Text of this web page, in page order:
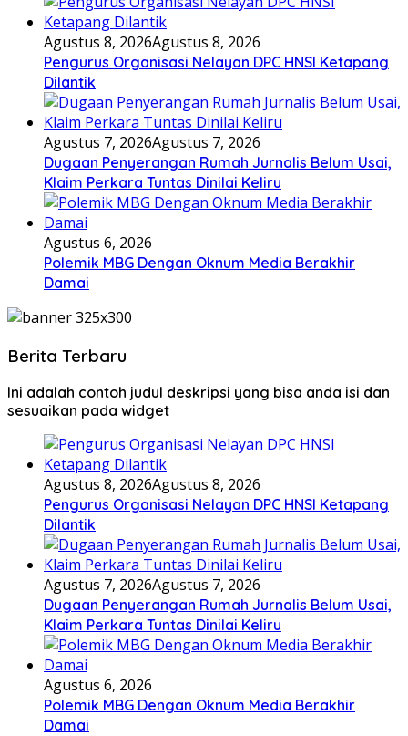
Agustus 8, 2026Agustus 8, 2026
Pengurus Organisasi Nelayan DPC HNSI Ketapang
Dilantik
Agustus 7, 2026Agustus 7, 2026
Dugaan Penyerangan Rumah Jurnalis Belum Usai,
Klaim Perkara Tuntas Dinilai Keliru
Agustus 6, 2026
Polemik MBG Dengan Oknum Media Berakhir
Damai
Berita Terbaru
Ini adalah contoh judul deskripsi yang bisa anda isi dan
sesuaikan pada widget
Agustus 8, 2026Agustus 8, 2026
Pengurus Organisasi Nelayan DPC HNSI Ketapang
Dilantik
Agustus 7, 2026Agustus 7, 2026
Dugaan Penyerangan Rumah Jurnalis Belum Usai,
Klaim Perkara Tuntas Dinilai Keliru
Agustus 6, 2026
Polemik MBG Dengan Oknum Media Berakhir
Damai